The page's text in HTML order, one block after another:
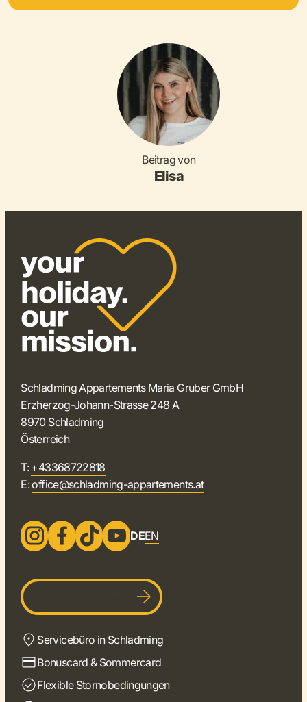
Beitrag von
Elisa
Schladming Appartements Maria Gruber GmbH
Erzherzog-Johann-Strasse 248 A
8970 Schladming
Österreich
T:+43368722818
E:office@schladming-appartements.at
DEEN
Servicebüro in Schladming
Bonuscard & Sommercard
Flexible Stornobedingungen